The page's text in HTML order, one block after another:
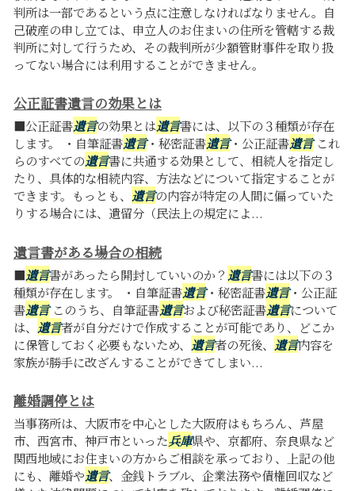
判所は一部であるという点に注意しなければなりません。自
己破産の申し立ては、申立人のお住まいの住所を管轄する裁
判所に対して行うため、その裁判所が少額管財事件を取り扱
ってない場合には利用することができません。
公正証書遺言の効果とは
■公正証書遺言の効果とは遺言書には、以下の３種類が存在
します。 ・自筆証書遺言・秘密証書遺言・公正証書遺言これ
らのすべての遺言書に共通する効果として、相続人を指定し
たり、具体的な相続内容、方法などについて指定することが
できます。もっとも、 遺言の内容が特定の人間に偏っていた
りする場合には、遺留分（民法上の規定によ...
遺言書がある場合の相続
■遺言書があったら開封していいのか？ 遺言書には以下の３
種類が存在します。 ・自筆証書遺言・秘密証書遺言・公正証
書遺言このうち、自筆証書遺言および秘密証書遺言について
は、 遺言者が自分だけで作成することが可能であり、どこか
に保管しておく必要もないため、 遺言者の死後、 遺言内容を
家族が勝手に改ざんすることができてしまい...
離婚調停とは
当事務所は、大阪市を中心とした大阪府はもちろん、芦屋
市、西宮市、神戸市といった兵庫県や、京都府、奈良県など
関西地域にお住まいの方からご相談を承っており、上記の他
にも、離婚や遺言、金銭トラブル、企業法務や債権回収など